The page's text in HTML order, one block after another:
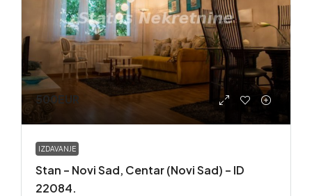
500EUR
IZDAVANJE
Stan – Novi Sad, Centar (Novi Sad) – ID
22084.